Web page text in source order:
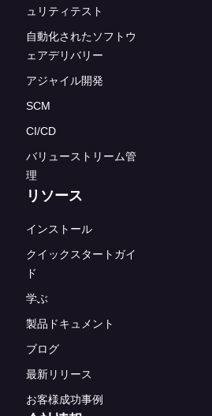
ュリティテスト
自動化されたソフトウ
ェアデリバリー
アジャイル開発
SCM
CI/CD
バリューストリーム管
理
リソース
インストール
クイックスタートガイ
ド
学ぶ
製品ドキュメント
ブログ
最新リリース
お客様成功事例